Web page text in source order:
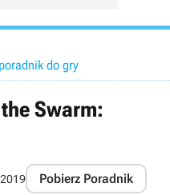
do gry
Swarm:
Pobierz Poradnik